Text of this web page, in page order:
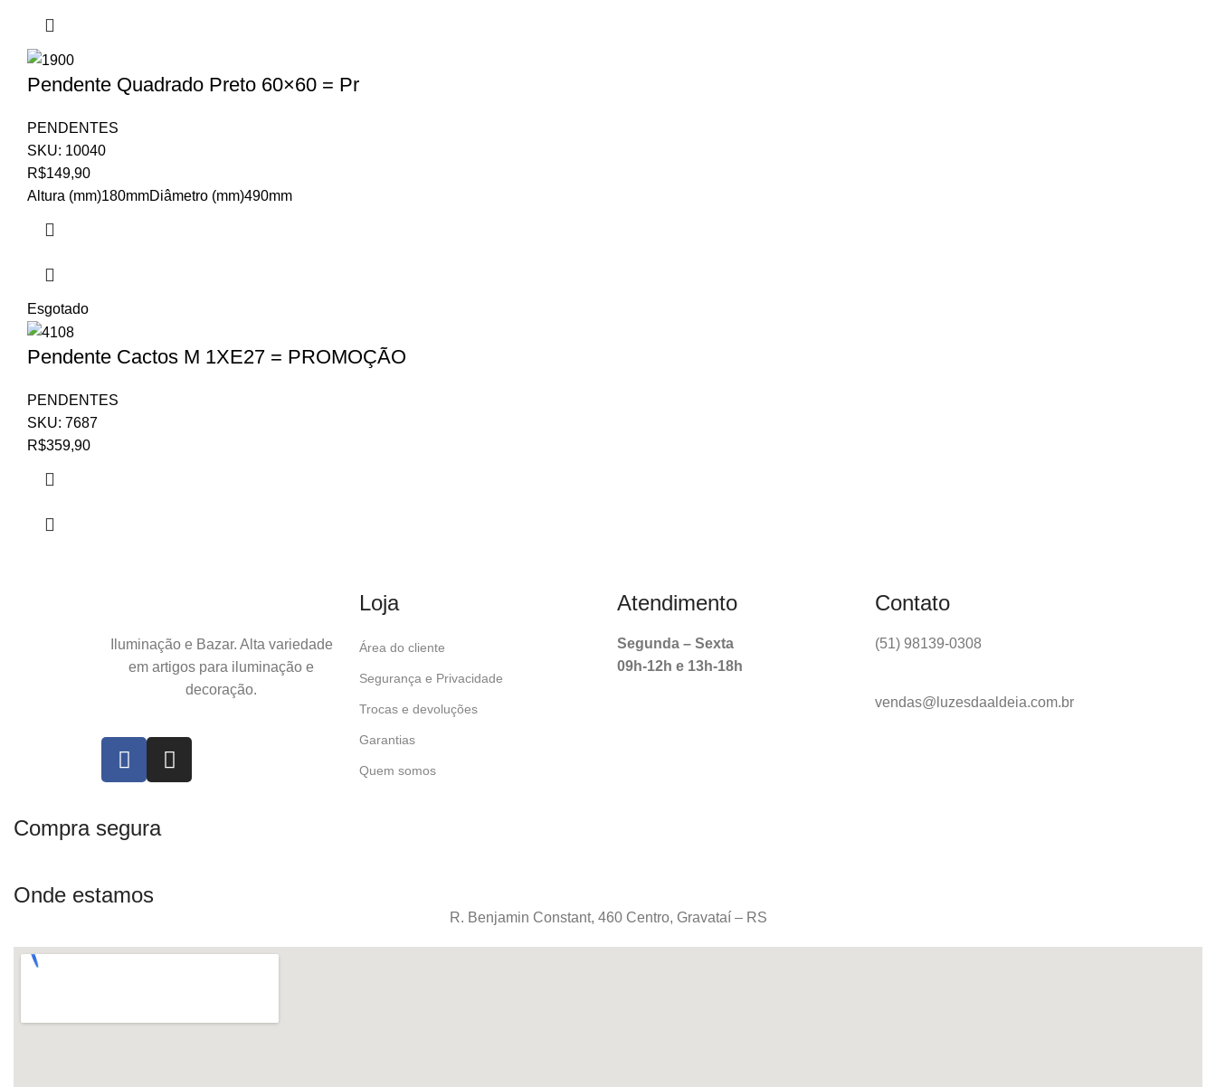
Pendente Quadrado Preto 60×60 = Pr
PENDENTES
SKU: 10040
R$149,90
Altura (mm)180mmDiâmetro (mm)490mm
Esgotado
Pendente Cactos M 1XE27 = PROMOÇÃO
PENDENTES
SKU: 7687
R$359,90
Iluminação e Bazar. Alta variedade
em artigos para iluminação e
decoração.
Loja
Área do cliente
Segurança e Privacidade
Trocas e devoluções
Garantias
Quem somos
Atendimento
Segunda – Sexta
09h-12h e 13h-18h
Contato
(51) 98139-0308
vendas@luzesdaaldeia.com.br
Compra segura
Onde estamos
R. Benjamin Constant, 460 Centro, Gravataí – RS